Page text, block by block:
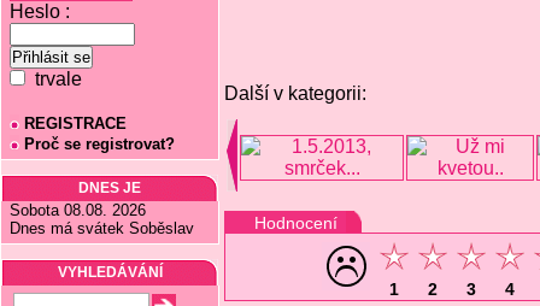
Heslo :
trvale
REGISTRACE
Proč se registrovat?
DNES JE
Sobota 08.08. 2026
Dnes má svátek Soběslav
VYHLEDÁVÁNÍ
Další v kategorii:
Hodnocení
1 2 3 4